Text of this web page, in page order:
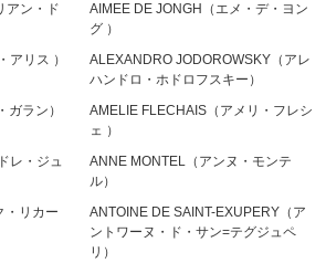
アン・ド
AIMEE DE JONGH（エメ・デ・ヨン
グ ）
アリス ）
ALEXANDRO JODOROWSKY（アレ
ハンドロ・ホドロフスキー）
ラン）
AMELIE FLECHAIS（アメリ・フレシ
ェ ）
レ・ジュ
ANNE MONTEL（アンヌ・モンテ
ル）
・リカー
ANTOINE DE SAINT-EXUPERY（ア
ントワーヌ・ド・サン=テグジュペ
リ）